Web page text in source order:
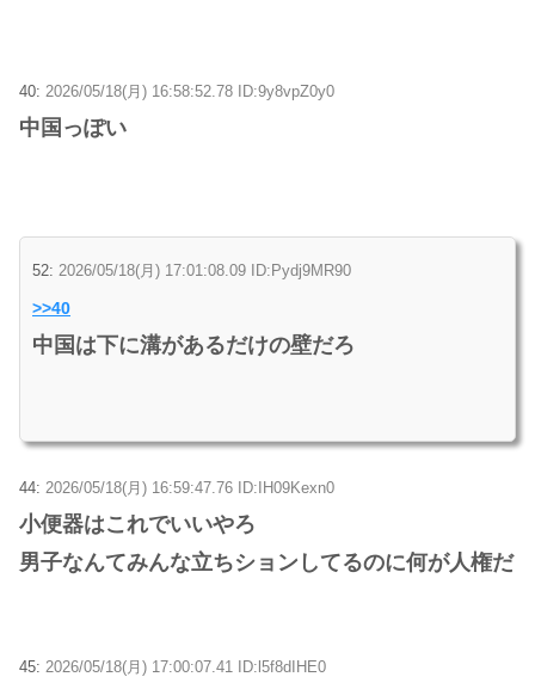
40: 2026/05/18(月) 16:58:52.78 ID:9y8vpZ0y0
中国っぽい
52: 2026/05/18(月) 17:01:08.09 ID:Pydj9MR90
>>40
中国は下に溝があるだけの壁だろ
44: 2026/05/18(月) 16:59:47.76 ID:IH09Kexn0
小便器はこれでいいやろ
男子なんてみんな立ちションしてるのに何が人権だ
45: 2026/05/18(月) 17:00:07.41 ID:l5f8dIHE0